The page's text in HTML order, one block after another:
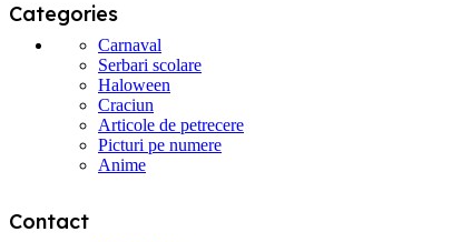
Categories
Carnaval
Serbari scolare
Haloween
Craciun
Articole de petrecere
Picturi pe numere
Anime
Contact